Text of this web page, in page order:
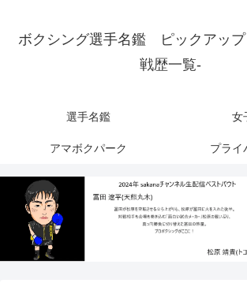
ボクシング選手名鑑 ピックアッ
戦歴一覧-
選手名鑑 女
アマボクパーク プライ